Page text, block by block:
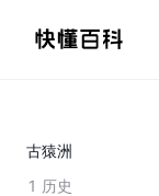
古猿洲
1 历史